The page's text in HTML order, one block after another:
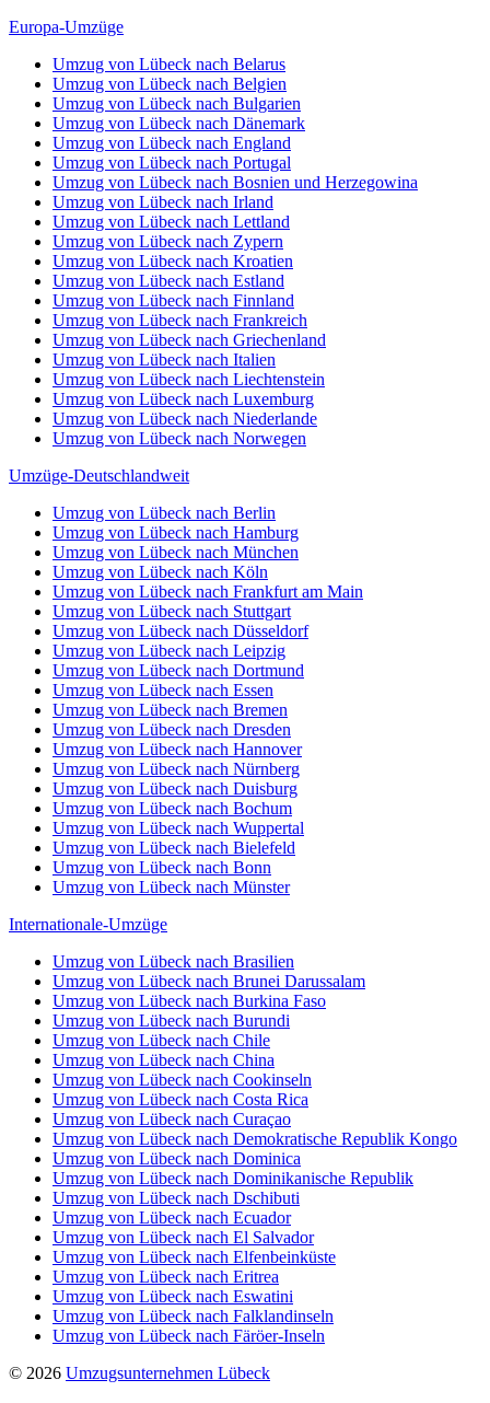
Europa-Umzüge
Umzug von Lübeck nach Belarus
Umzug von Lübeck nach Belgien
Umzug von Lübeck nach Bulgarien
Umzug von Lübeck nach Dänemark
Umzug von Lübeck nach England
Umzug von Lübeck nach Portugal
Umzug von Lübeck nach Bosnien und Herzegowina
Umzug von Lübeck nach Irland
Umzug von Lübeck nach Lettland
Umzug von Lübeck nach Zypern
Umzug von Lübeck nach Kroatien
Umzug von Lübeck nach Estland
Umzug von Lübeck nach Finnland
Umzug von Lübeck nach Frankreich
Umzug von Lübeck nach Griechenland
Umzug von Lübeck nach Italien
Umzug von Lübeck nach Liechtenstein
Umzug von Lübeck nach Luxemburg
Umzug von Lübeck nach Niederlande
Umzug von Lübeck nach Norwegen
Umzüge-Deutschlandweit
Umzug von Lübeck nach Berlin
Umzug von Lübeck nach Hamburg
Umzug von Lübeck nach München
Umzug von Lübeck nach Köln
Umzug von Lübeck nach Frankfurt am Main
Umzug von Lübeck nach Stuttgart
Umzug von Lübeck nach Düsseldorf
Umzug von Lübeck nach Leipzig
Umzug von Lübeck nach Dortmund
Umzug von Lübeck nach Essen
Umzug von Lübeck nach Bremen
Umzug von Lübeck nach Dresden
Umzug von Lübeck nach Hannover
Umzug von Lübeck nach Nürnberg
Umzug von Lübeck nach Duisburg
Umzug von Lübeck nach Bochum
Umzug von Lübeck nach Wuppertal
Umzug von Lübeck nach Bielefeld
Umzug von Lübeck nach Bonn
Umzug von Lübeck nach Münster
Internationale-Umzüge
Umzug von Lübeck nach Brasilien
Umzug von Lübeck nach Brunei Darussalam
Umzug von Lübeck nach Burkina Faso
Umzug von Lübeck nach Burundi
Umzug von Lübeck nach Chile
Umzug von Lübeck nach China
Umzug von Lübeck nach Cookinseln
Umzug von Lübeck nach Costa Rica
Umzug von Lübeck nach Curaçao
Umzug von Lübeck nach Demokratische Republik Kongo
Umzug von Lübeck nach Dominica
Umzug von Lübeck nach Dominikanische Republik
Umzug von Lübeck nach Dschibuti
Umzug von Lübeck nach Ecuador
Umzug von Lübeck nach El Salvador
Umzug von Lübeck nach Elfenbeinküste
Umzug von Lübeck nach Eritrea
Umzug von Lübeck nach Eswatini
Umzug von Lübeck nach Falklandinseln
Umzug von Lübeck nach Färöer-Inseln
© 2026 Umzugsunternehmen Lübeck